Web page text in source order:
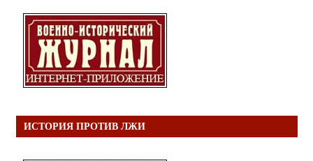
ИСТОРИЯ ПРОТИВ ЛЖИ